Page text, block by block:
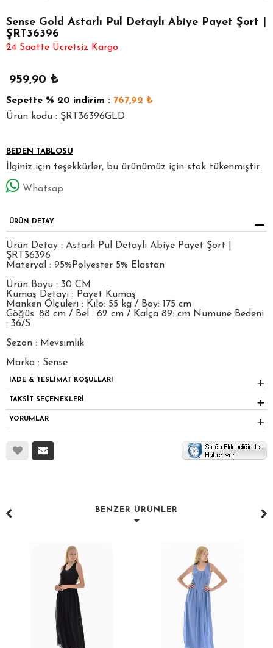
Sense Gold Astarlı Pul Detaylı Abiye Payet Şort |
ŞRT36396
24 Saatte Ücretsiz Kargo
959,90 ₺
Sepette % 20 indirim : 767,92 ₺
Ürün kodu : ŞRT36396GLD
BEDEN TABLOSU
İlginiz için teşekkürler, bu ürünümüz için stok tükenmiştir.
Whatsap
ÜRÜN DETAY
Ürün Detay : Astarlı Pul Detaylı Abiye Payet Şort |
ŞRT36396
Materyal : 95%Polyester 5% Elastan
Ürün Boyu : 30 CM
Kumaş Detayı : Payet Kumaş
Manken Ölçüleri : Kilo: 55 kg / Boy: 175 cm
Göğüs: 88 cm / Bel : 62 cm / Kalça 89: cm Numune Bedeni
: 36/S
Sezon : Mevsimlik
Marka : Sense
İADE & TESLİMAT KOŞULLARI
TAKSİT SEÇENEKLERİ
YORUMLAR
BENZER ÜRÜNLER